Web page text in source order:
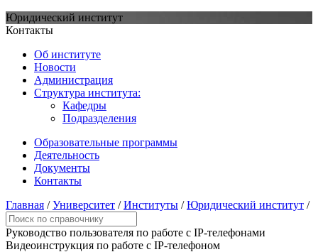
Юридический институт
Контакты
Об институте
Новости
Администрация
Структура института:
Кафедры
Подразделения
Образовательные программы
Деятельность
Документы
Контакты
Главная /Университет /Институты /Юридический институт /
Руководство пользователя по работе с IP-телефонами
Видеоинструкция по работе с IP-телефоном